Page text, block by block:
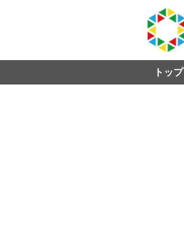
トップ